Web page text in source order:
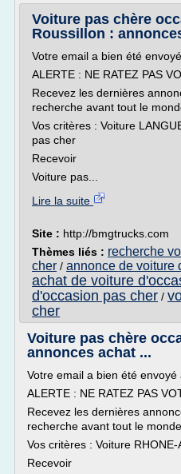
Voiture pas chère
Roussillon :
Votre email a bien été
ALERTE : NE RATEZ PAS
Recevez les dernières
recherche avant tout le
Vos critères : Voiture
pas cher
Recevoir
Voiture pas...
Lire la suite
Site : http://bmgtrucks.com
Thèmes liés : recherche
cher / annonce de voiture
achat de voiture
d'occasion pas cher /
cher
Voiture pas chère
annonces achat ...
Votre email a bien été envoyé
ALERTE : NE RATEZ PAS
Recevez les dernières
recherche avant tout le
Vos critères : Voiture
Recevoir